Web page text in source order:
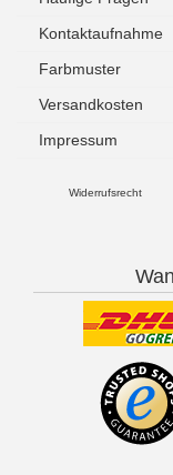
Kontaktaufnahme
Farbmuster
Versandkosten
Impressum
Widerrufsrecht